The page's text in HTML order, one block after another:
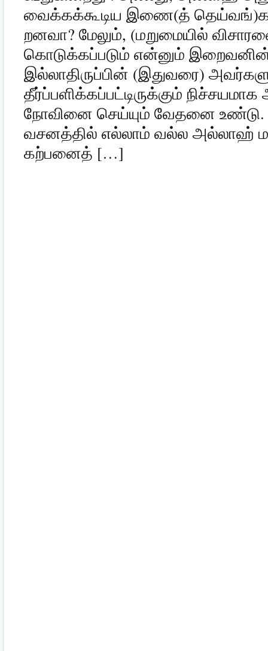
வைக்கக்கூடிய இணை(த்
றனவா? மேலும், (மறுமையில்
கொடுக்கப்படும் என்னும் இறைவனின்)
இல்லாதிருப்பின் (இதுவரை)
தீர்ப்பளிக்கப்பட்டிருக்கும்
நோவினை செய்யும் வேதனை உண்டு.
வசனத்தில் எல்லாம் வல்ல அல்லாஹ்
கற்பனைத் […]